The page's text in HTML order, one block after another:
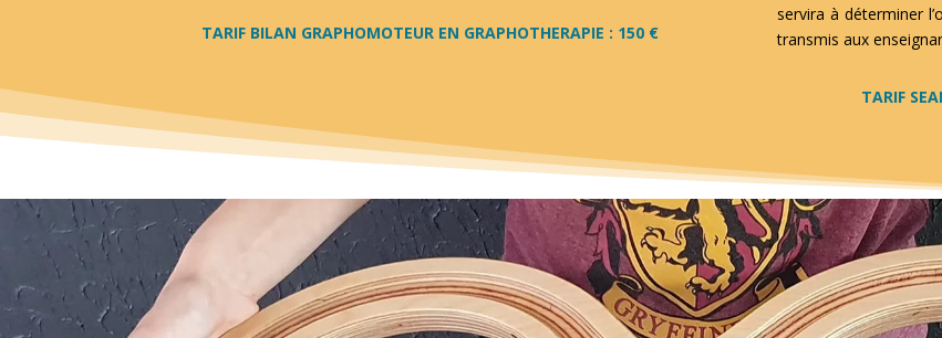
TARIF BILAN GRAPHOMOTEUR EN GRAPHOTHERAPIE : 150 €
servira à déterminer
transmis aux
TARIF